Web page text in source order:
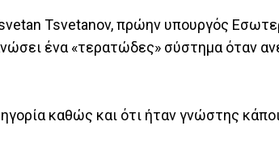
Tsvetanov, πρώην υπουργός
ένα «τερατώδες» σύστημα όταν
καθώς και ότι ήταν γνώστης